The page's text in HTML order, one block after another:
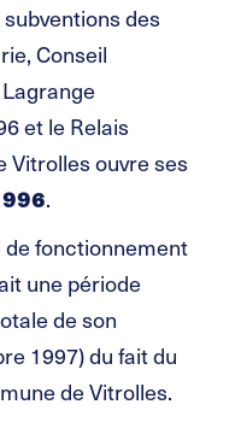
des
Conseil
et le Relais
ouvre ses
.
fonctionnement
une période
de son
1997) du fait du
de Vitrolles.